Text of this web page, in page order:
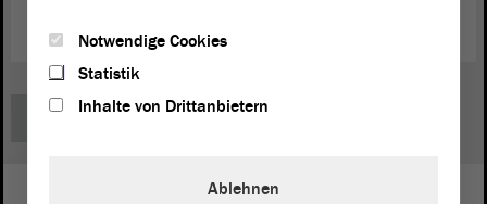
weiterlesen
1 ... 4
Notwendige Cookies
Statistik
Inhalte von Drittanbietern
Ablehnen